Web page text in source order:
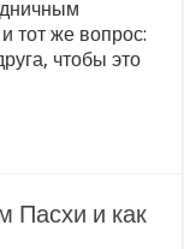
тот же вопрос:
чтобы это
Пасхи и как